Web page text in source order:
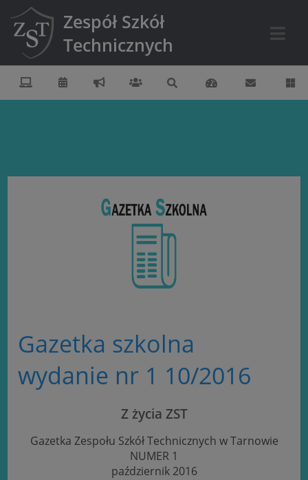
Zespół Szkół
Technicznych
Gazetka szkolna
wydanie nr 1 10/2016
Z życia ZST
Gazetka Zespołu Szkół Technicznych w Tarnowie
NUMER 1
październik 2016